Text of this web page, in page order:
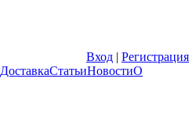
Вход | Регистрация
ДоставкаСтатьиНовостиО